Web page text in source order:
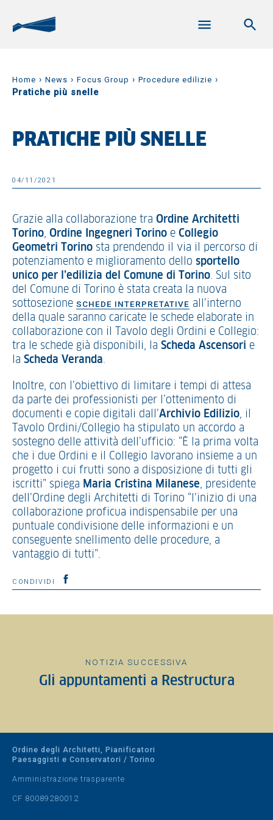
Home › News › Focus Group › Procedure edilizie ›
Pratiche più snelle
PRATICHE PIÙ SNELLE
04/11/2021
Grazie alla collaborazione tra Ordine Architetti
Torino, Ordine Ingegneri Torino e Collegio
Geometri
Torino sta prendendo il via il percorso di
potenziamento e miglioramento dello sportello
unico per l’edilizia del Comune di Torino. Sul sito
del Comune di Torino è stata creata la nuova
sottosezione SCHEDE INTERPRETATIVE all’interno
della quale saranno caricate le schede elaborate in
collaborazione con il Tavolo degli Ordini e Collegio:
tra le schede già disponibili, la Scheda Ascensori e
la Scheda Veranda.
Inoltre, con l’obiettivo di limitare i tempi di attesa
da parte dei professionisti per l’ottenimento di
documenti e copie digitali dall’Archivio Edilizio, il
Tavolo Ordini/Collegio ha stipulato un accordo a
sostegno delle attività dell’ufficio: “È la prima volta
che i due Ordini e il Collegio lavorano insieme a un
progetto i cui frutti sono a disposizione di tutti gli
iscritti” spiega Maria Cristina Milanese, presidente
dell’Ordine degli Architetti di Torino “l’inizio di una
collaborazione proficua indispensabile per una
puntuale condivisione delle informazioni e un
conseguente snellimento delle procedure, a
vantaggio di tutti”.
CONDIVIDI
NOTIZIA SUCCESSIVA
Gli appuntamenti a Restructura
Ordine degli Architetti, Pianificatori
Paesaggisti e Conservatori / Torino
Amministrazione trasparente
CF 80089280012